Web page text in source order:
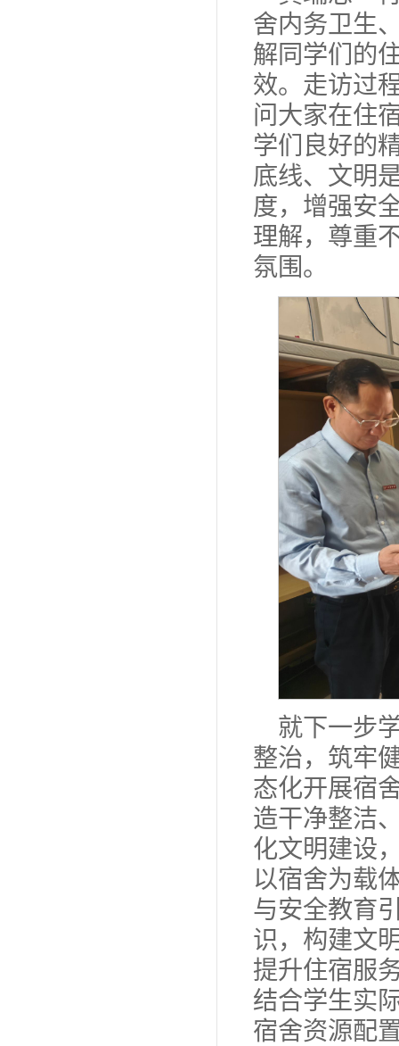
舍内务卫生
解同学们的
效。走访过
问大家在住
学们良好的
底线、文明
度，增强安
理解，尊重
氛围。
就下一步
整治，筑牢
态化开展宿
造干净整洁
化文明建设
以宿舍为载
与安全教育
识，构建文
提升住宿服
结合学生实
宿舍资源配